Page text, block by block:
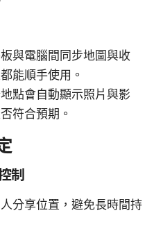
與電腦間同步地圖與收
能順手使用。
點會自動顯示照片與影
符合預期。
制
分享位置，避免長時間持